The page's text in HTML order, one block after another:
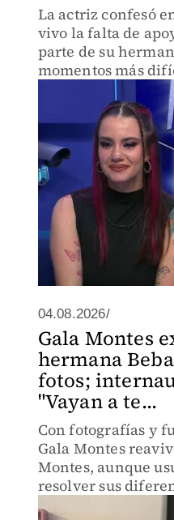
La actriz confesó
vivo la falta de
parte de su
momentos más
04.08.2026/
Gala Montes
hermana
fotos;
"Vayan a te...
Con fotografías y
Gala Montes
Montes, aunque
resolver sus